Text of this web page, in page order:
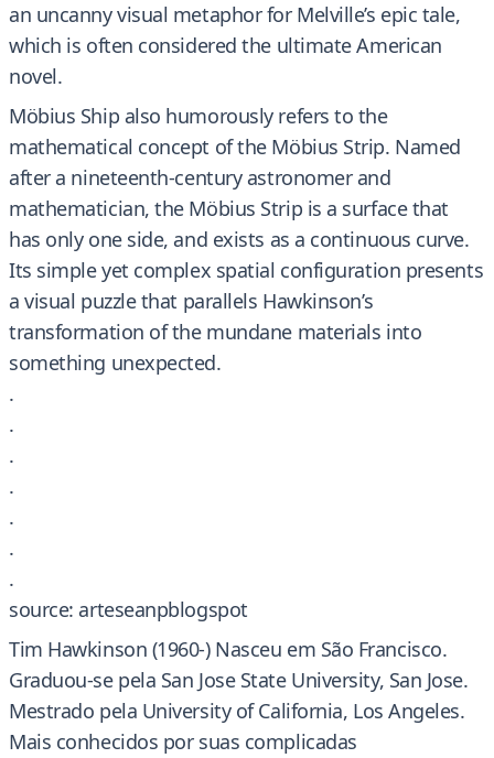
an uncanny visual metaphor for Melville’s epic tale,
which is often considered the ultimate American
novel.
Möbius Ship also humorously refers to the
mathematical concept of the Möbius Strip. Named
after a nineteenth-century astronomer and
mathematician, the Möbius Strip is a surface that
has only one side, and exists as a continuous curve.
Its simple yet complex spatial configuration presents
a visual puzzle that parallels Hawkinson’s
transformation of the mundane materials into
something unexpected.
.
.
.
.
.
.
.
source: arteseanpblogspot
Tim Hawkinson (1960-) Nasceu em São Francisco.
Graduou-se pela San Jose State University, San Jose.
Mestrado pela University of California, Los Angeles.
Mais conhecidos por suas complicadas